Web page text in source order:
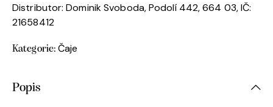
Distributor: Dominik Svoboda, Podolí 442, 664 03, IČ:
21658412
Kategorie:Čaje
Popis